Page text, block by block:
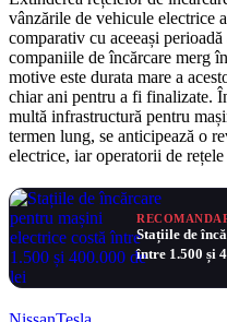
vânzările de vehicule electrice
comparativ cu aceeași
companiile de încărcare merg
motive este durata mare a
chiar ani pentru a fi finalizate.
multă infrastructură pentru
termen lung, se anticipează o
electrice, iar operatorii de
Stațiile de
între 1.500 și